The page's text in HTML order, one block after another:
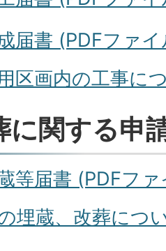
成届書 (PDFファ
区画内の工事に
に関する申
蔵等届書 (PDFフ
埋蔵、改葬につ